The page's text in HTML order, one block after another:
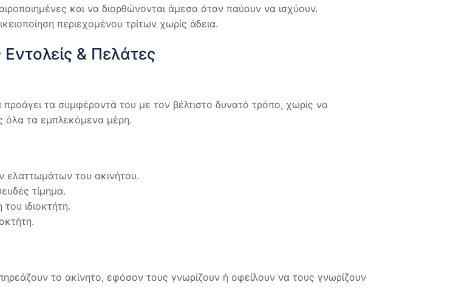
και να διορθώνονται άμεσα όταν παύουν να ισχύουν.
περιεχομένου τρίτων χωρίς άδεια.
& Πελάτες
τα συμφέροντά του με τον βέλτιστο δυνατό τρόπο, χωρίς να
όλα τα εμπλεκόμενα μέρη.
ελαττωμάτων του ακινήτου.
τίμημα.
ιδιοκτήτη.
το ακίνητο, εφόσον τους γνωρίζουν ή οφείλουν να τους γνωρίζουν